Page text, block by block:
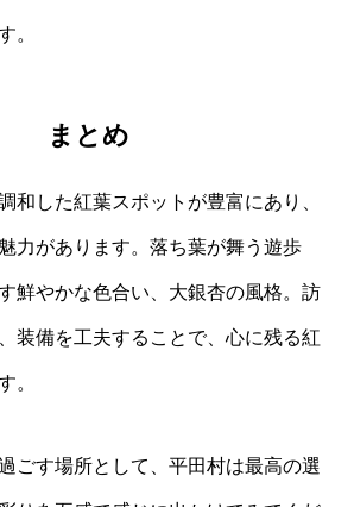
。
まとめ
和した紅葉スポットが豊富にあり、
力があります。落ち葉が舞う遊歩
鮮やかな色合い、大銀杏の風格。訪
装備を工夫することで、心に残る紅
。
ごす場所として、平田村は最高の選